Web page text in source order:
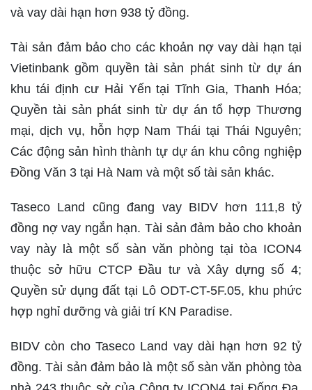
và vay dài hạn hơn 938 tỷ đồng.
Tài sản đảm bảo cho các khoản nợ vay dài hạn tại
Vietinbank gồm quyền tài sản phát sinh từ dự án
khu tái định cư Hải Yến tại Tĩnh Gia, Thanh Hóa;
Quyền tài sản phát sinh từ dự án tổ hợp Thương
mại, dịch vụ, hỗn hợp Nam Thái tại Thái Nguyên;
Các động sản hình thành tự dự án khu công nghiệp
Đồng Văn 3 tại Hà Nam và một số tài sản khác.
Taseco Land cũng đang vay BIDV hơn 111,8 tỷ
đồng nợ vay ngắn hạn. Tài sản đảm bảo cho khoản
vay này là một số sàn văn phòng tại tòa ICON4
thuộc sở hữu CTCP Đầu tư và Xây dựng số 4;
Quyền sử dụng đất tại Lô ODT-CT-5F.05, khu phức
hợp nghỉ dưỡng và giải trí KN Paradise.
BIDV còn cho Taseco Land vay dài hạn hơn 92 tỷ
đồng. Tài sản đảm bảo là một số sàn văn phòng tòa